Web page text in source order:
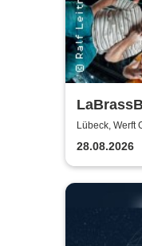
Lübeck, Werft
28.08.2026